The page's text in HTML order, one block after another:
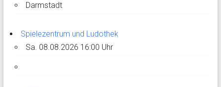
Darmstadt
Spielezentrum und Ludothek
Sa. 08.08.2026 16:00 Uhr